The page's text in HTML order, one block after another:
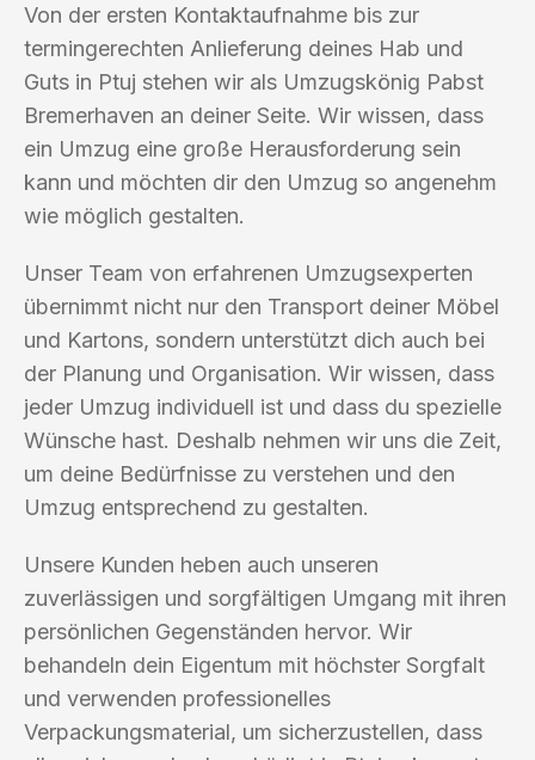
Von der ersten Kontaktaufnahme bis zur
termingerechten Anlieferung deines Hab und
Guts in Ptuj stehen wir als Umzugskönig Pabst
Bremerhaven an deiner Seite. Wir wissen, dass
ein Umzug eine große Herausforderung sein
kann und möchten dir den Umzug so angenehm
wie möglich gestalten.
Unser Team von erfahrenen Umzugsexperten
übernimmt nicht nur den Transport deiner Möbel
und Kartons, sondern unterstützt dich auch bei
der Planung und Organisation. Wir wissen, dass
jeder Umzug individuell ist und dass du spezielle
Wünsche hast. Deshalb nehmen wir uns die Zeit,
um deine Bedürfnisse zu verstehen und den
Umzug entsprechend zu gestalten.
Unsere Kunden heben auch unseren
zuverlässigen und sorgfältigen Umgang mit ihren
persönlichen Gegenständen hervor. Wir
behandeln dein Eigentum mit höchster Sorgfalt
und verwenden professionelles
Verpackungsmaterial, um sicherzustellen, dass